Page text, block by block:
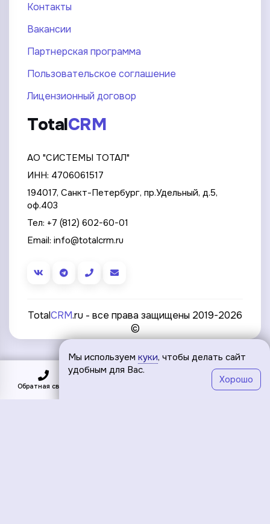
Обратная связь Меню
Контакты
Вакансии
Партнерская программа
Пользовательское соглашение
Лицензионный договор
TotalCRM
АО "СИСТЕМЫ ТОТАЛ"
ИНН: 4706061517
194017, Санкт-Петербург, пр.Удельный, д.5,
оф.403
Тел: +7 (812) 602-60-01
Email: info@totalcrm.ru
TotalCRM.ru - все права защищены 2019-2026
©
Мы используем куки, чтобы делать сайт
удобным для Вас.
Хорошо